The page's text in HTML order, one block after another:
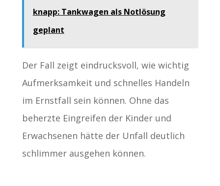
knapp: Tankwagen als Notlösung
geplant
Der Fall zeigt eindrucksvoll, wie wichtig
Aufmerksamkeit und schnelles Handeln
im Ernstfall sein können. Ohne das
beherzte Eingreifen der Kinder und
Erwachsenen hätte der Unfall deutlich
schlimmer ausgehen können.